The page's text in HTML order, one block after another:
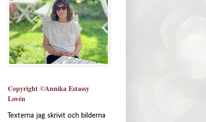
Copyright ©Annika Estassy
Lovén
Texterna jag skrivit och bilderna